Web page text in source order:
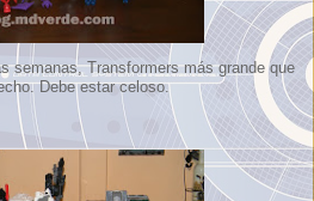
semanas, Transformers más grande que
Debe estar celoso.